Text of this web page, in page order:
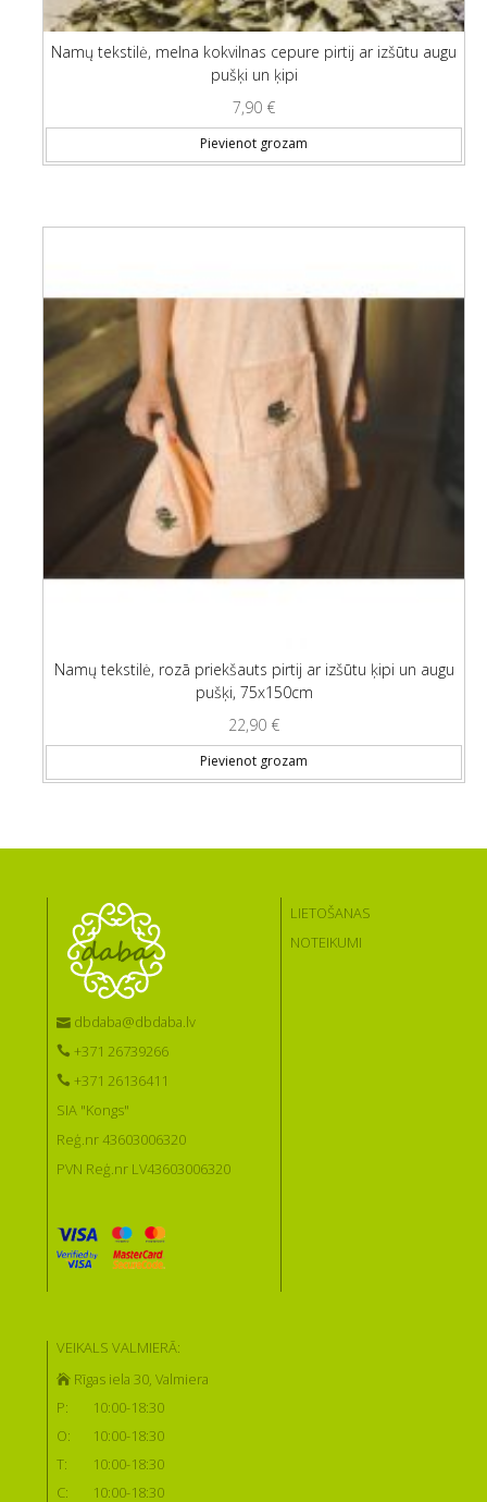
Namų tekstilė, melna kokvilnas cepure pirtij ar izšūtu augu
pušķi un ķipi
7,90 €
Pievienot grozam
Namų tekstilė, rozā priekšauts pirtij ar izšūtu ķipi un augu
pušķi, 75x150cm
22,90 €
Pievienot grozam
dbdaba@dbdaba.lv
+371 26739266
+371 26136411
SIA "Kongs"
Reģ.nr 43603006320
PVN Reģ.nr LV43603006320
LIETOŠANAS
NOTEIKUMI
VEIKALS VALMIERĀ:
Rīgas iela 30, Valmiera
P:
10:00-18:30
O:
10:00-18:30
T:
10:00-18:30
C:
10:00-18:30